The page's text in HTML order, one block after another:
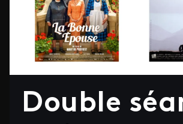
Double